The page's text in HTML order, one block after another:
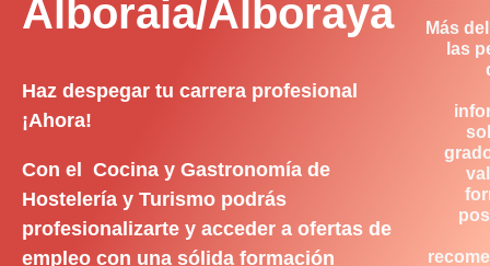
Alboraia/Alboraya
Haz despegar tu carrera profesional
¡Ahora!
Con el Cocina y Gastronomía de
Hostelería y Turismo podrás
profesionalizarte y acceder a ofertas de
empleo con una sólida formación
Más
las